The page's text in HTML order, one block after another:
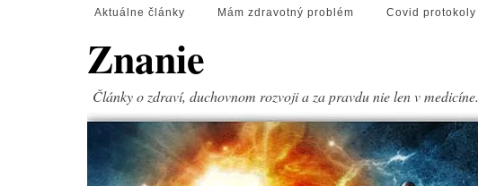
Aktuálne články Mám zdravotný problém Covid protokoly
Znanie
Články o zdraví, duchovnom rozvoji a za pravdu nie len v medicíne.